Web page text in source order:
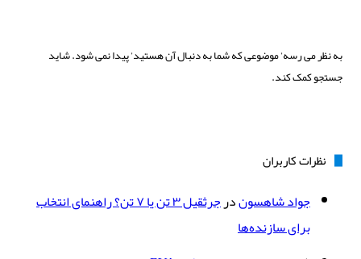
به نظر می رسه’ موضوعی که شما به دنبال آن هستید’ پیدا نمی شود. شاید
جستجو کمک کند.
نظرات کاربران
جواد شاهسوندر
جرثقیل ۳ تن یا ۷ تن؟ راهنمای انتخاب
برای سازنده‌ها